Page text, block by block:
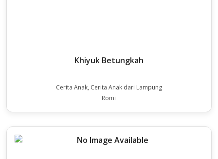
Khiyuk Betungkah
Cerita Anak, Cerita Anak dari Lampung
Romi